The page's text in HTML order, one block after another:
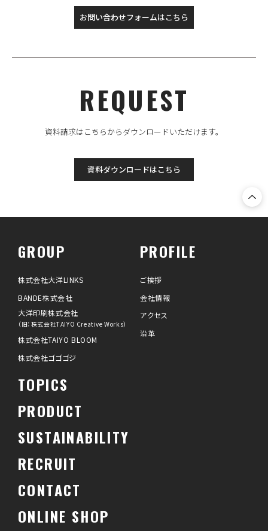
お問い合わせフォームはこちら
REQUEST
資料請求はこちらからダウンロードいただけます。
資料ダウンロードはこちら
GROUP
株式会社大洋LINKS
BANDE株式会社
大洋印刷株式会社
（旧：株式会社TAIYO Creative Works）
株式会社TAIYO BLOOM
株式会社ゴゴゴジ
PROFILE
ご挨拶
会社情報
アクセス
沿革
TOPICS
PRODUCT
SUSTAINABILITY
RECRUIT
CONTACT
ONLINE SHOP